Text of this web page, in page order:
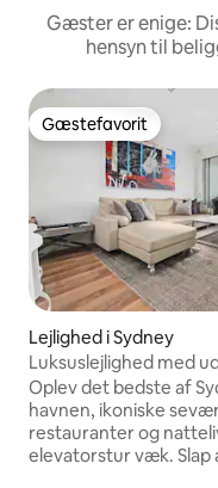
Gæster er enige:
hensyn til
Gæstefavorit
Gæstefavorit
Lejlighed i Sydney
Luksuslejlighed med
Darling Harbour
Oplev det bedste af
havnen, ikoniske
restauranter og
elevatorstur væk. Slap